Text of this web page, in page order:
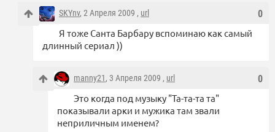
0
SKYnv, 2 Апреля 2009 , url
Я тоже Санта Барбару вспоминаю как самый
длинный сериал ))
0
manny21, 3 Апреля 2009 , url
Это когда под музыку "Та-та-та та"
показывали арки и мужика там звали
неприличным именем?